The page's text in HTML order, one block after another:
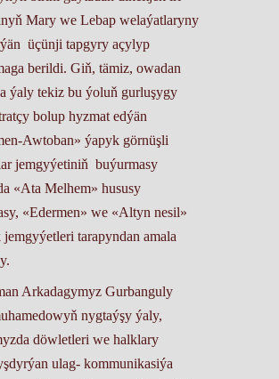
Mary we Lebap welaýatlaryny
üçünji tapgyry açylyp
berildi. Giň, tämiz, owadan
ýaly tekiz bu ýoluň gurluşygy
bolup hyzmat edýän
Awtoban» ýapyk görnüşli
jemgyýetiniň buýurmasy
«Ata Melhem» hususy
«Edermen» we «Altyn nesil»
tarapyndan amala
Arkadagymyz Gurbanguly
nygtaýşy ýaly,
döwletleri we halklary
ulag- kommunikasiýa